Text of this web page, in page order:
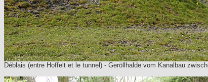
Déblais (entre Hoffelt et le tunnel) - Geröllhalde vom Kanalbau